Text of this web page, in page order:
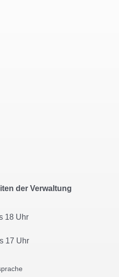
der Verwaltung
18 Uhr
bis 17 Uhr